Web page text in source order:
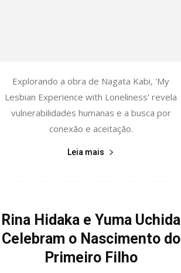
Explorando a obra de Nagata Kabi, 'My
Lesbian Experience with Loneliness' revela
vulnerabilidades humanas e a busca por
conexão e aceitação.
Leia mais
Rina Hidaka e Yuma Uchida
Celebram o Nascimento do
Primeiro Filho